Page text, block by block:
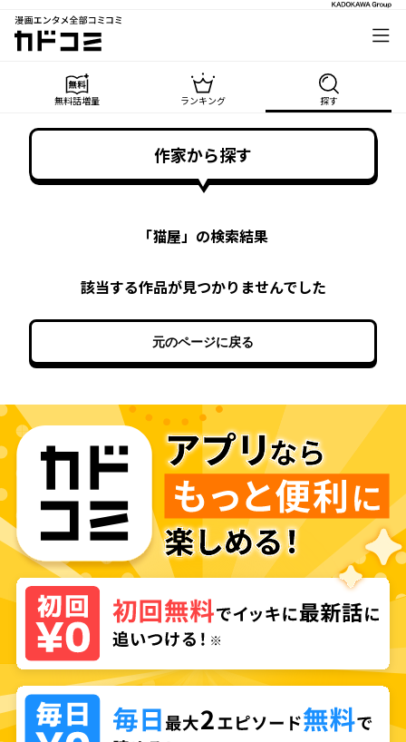
漫画エンタメ全部コミコミ
カドコミ
無料話増量 ランキング 探す
作家から探す
「猫屋」の検索結果
該当する作品が見つかりませんでした
元のページに戻る